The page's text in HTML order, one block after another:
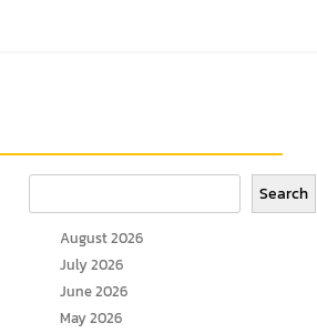
Search
August 2026
July 2026
June 2026
May 2026